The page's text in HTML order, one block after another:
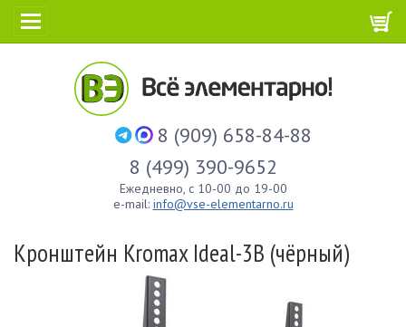
8 (909) 658-84-88
8 (499) 390-9652
Ежедневно, с 10-00 до 19-00
e-mail: info@vse-elementarno.ru
Кронштейн Kromax Ideal-3B (чёрный)